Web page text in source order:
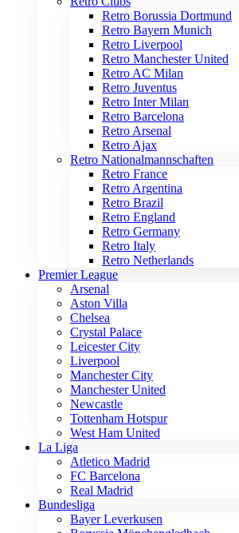
Retro Borussia Dortmund
Retro Bayern Munich
Retro Liverpool
Retro Manchester United
Retro AC Milan
Retro Juventus
Retro Inter Milan
Retro Barcelona
Retro Arsenal
Retro Ajax
Retro Nationalmannschaften
Retro France
Retro Argentina
Retro Brazil
Retro England
Retro Germany
Retro Italy
Retro Netherlands
Premier League
Arsenal
Aston Villa
Chelsea
Crystal Palace
Leicester City
Liverpool
Manchester City
Manchester United
Newcastle
Tottenham Hotspur
West Ham United
La Liga
Atletico Madrid
FC Barcelona
Real Madrid
Bundesliga
Bayer Leverkusen